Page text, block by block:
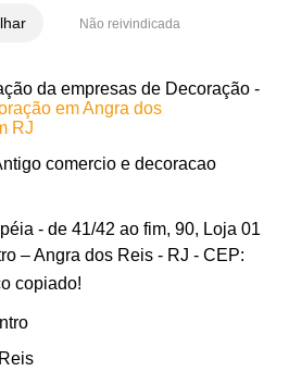
Não reivindicada
da empresas de Decoração -
em Angra dos
RJ
comercio e decoracao
- de 41/42 ao fim, 90, Loja 01
– Angra dos Reis - RJ - CEP:
copiado!